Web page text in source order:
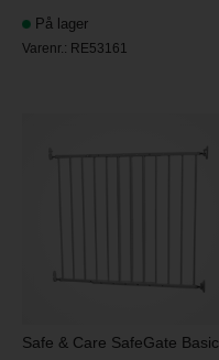
På lager
Varenr.: RE53161
Safe & Care SafeGate Basic